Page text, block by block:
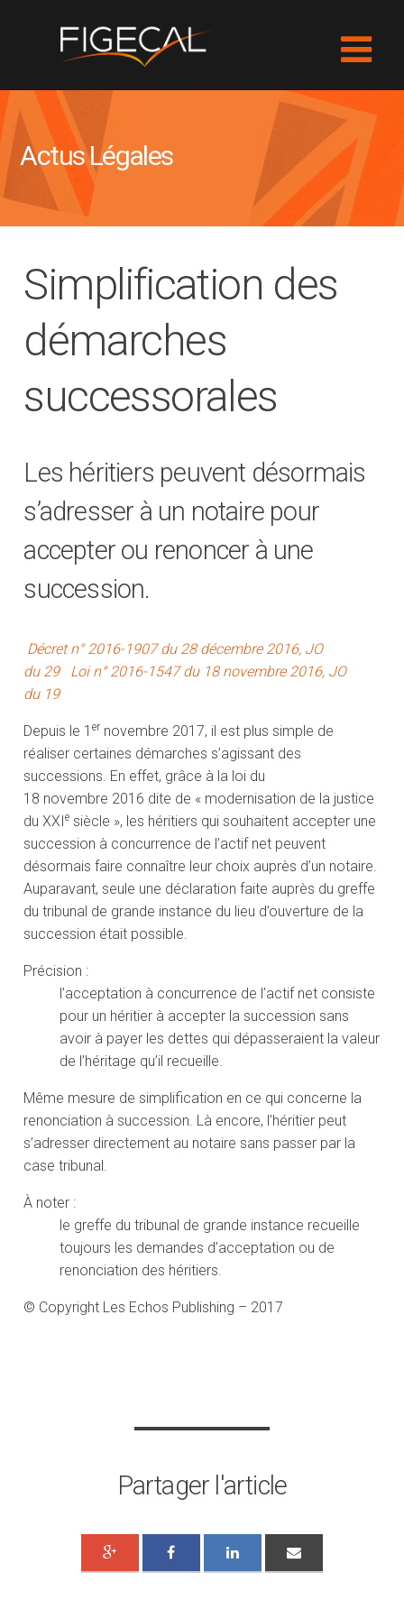
Actus Légales
Simplification des
démarches
successorales
Les héritiers peuvent désormais
s’adresser à un notaire pour
accepter ou renoncer à une
succession.
Décret n° 2016-1907 du 28 décembre 2016, JO
du 29
Loi n° 2016-1547 du 18 novembre 2016, JO
du 19
Depuis le 1er novembre 2017, il est plus simple de
réaliser certaines démarches s’agissant des
successions. En effet, grâce à la loi du
18 novembre 2016 dite de « modernisation de la justice
du XXIe siècle », les héritiers qui souhaitent accepter une
succession à concurrence de l’actif net peuvent
désormais faire connaître leur choix auprès d’un notaire.
Auparavant, seule une déclaration faite auprès du greffe
du tribunal de grande instance du lieu d’ouverture de la
succession était possible.
Précision :
l’acceptation à concurrence de l’actif net consiste
pour un héritier à accepter la succession sans
avoir à payer les dettes qui dépasseraient la valeur
de l’héritage qu’il recueille.
Même mesure de simplification en ce qui concerne la
renonciation à succession. Là encore, l’héritier peut
s’adresser directement au notaire sans passer par la
case tribunal.
À noter :
le greffe du tribunal de grande instance recueille
toujours les demandes d’acceptation ou de
renonciation des héritiers.
© Copyright Les Echos Publishing – 2017
Partager l'article